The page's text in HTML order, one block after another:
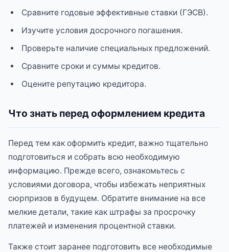
Сравните годовые эффективные ставки (ГЭСВ).
Изучите условия досрочного погашения.
Проверьте наличие специальных предложений.
Сравните сроки и суммы кредитов.
Оцените репутацию кредитора.
Что знать перед оформлением кредита
Перед тем как оформить кредит, важно тщательно
подготовиться и собрать всю необходимую
информацию. Прежде всего, ознакомьтесь с
условиями договора, чтобы избежать неприятных
сюрпризов в будущем. Обратите внимание на все
мелкие детали, такие как штрафы за просрочку
платежей и изменения процентной ставки.
Также стоит заранее подготовить все необходимые